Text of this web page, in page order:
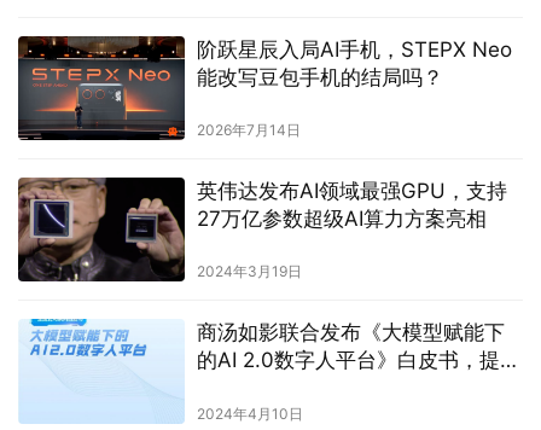
阶跃星辰入局AI手机，STEPX Neo
能改写豆包手机的结局吗？
2026年7月14日
英伟达发布AI领域最强GPU，支持
27万亿参数超级AI算力方案亮相
2024年3月19日
商汤如影联合发布《大模型赋能下
的AI 2.0数字人平台》白皮书，提出
系”
2024年4月10日